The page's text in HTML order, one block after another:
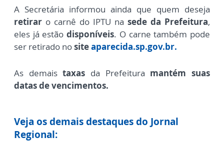
A Secretária informou ainda que quem deseja
retirar o carnê do IPTU na sede da Prefeitura,
eles já estãodisponíveis. O carne também pode
ser retirado nositeaparecida.sp.gov.br.
As demaistaxas da Prefeitura mantém suas
datas de vencimentos.
Veja os demais destaques do Jornal
Regional: